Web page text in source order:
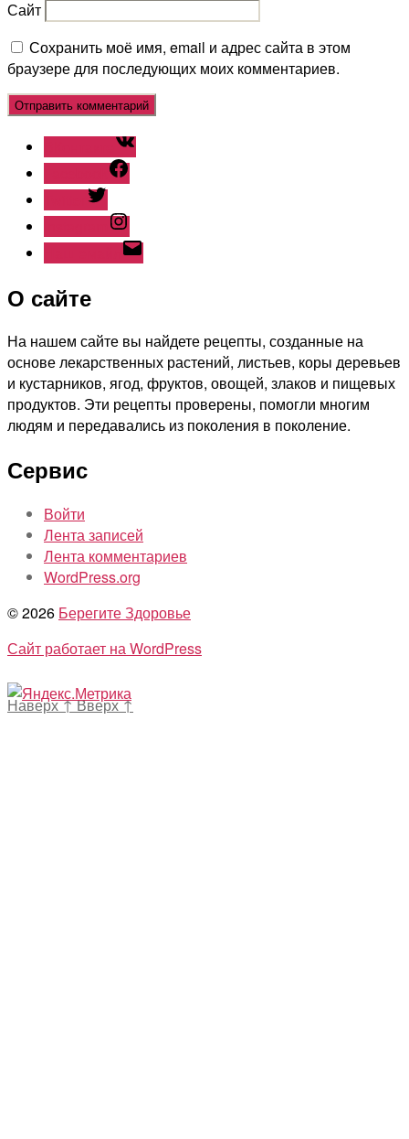
Сайт
Сохранить моё имя, email и адрес сайта в этом
браузере для последующих моих комментариев.
О сайте
На нашем сайте вы найдете рецепты, созданные на
основе лекарственных растений, листьев, коры деревьев
и кустарников, ягод, фруктов, овощей, злаков и пищевых
продуктов. Эти рецепты проверены, помогли многим
людям и передавались из поколения в поколение.
Сервис
Войти
Лента записей
Лента комментариев
WordPress.org
© 2026 Берегите Здоровье
Сайт работает на WordPress
Наверх↑Вверх↑